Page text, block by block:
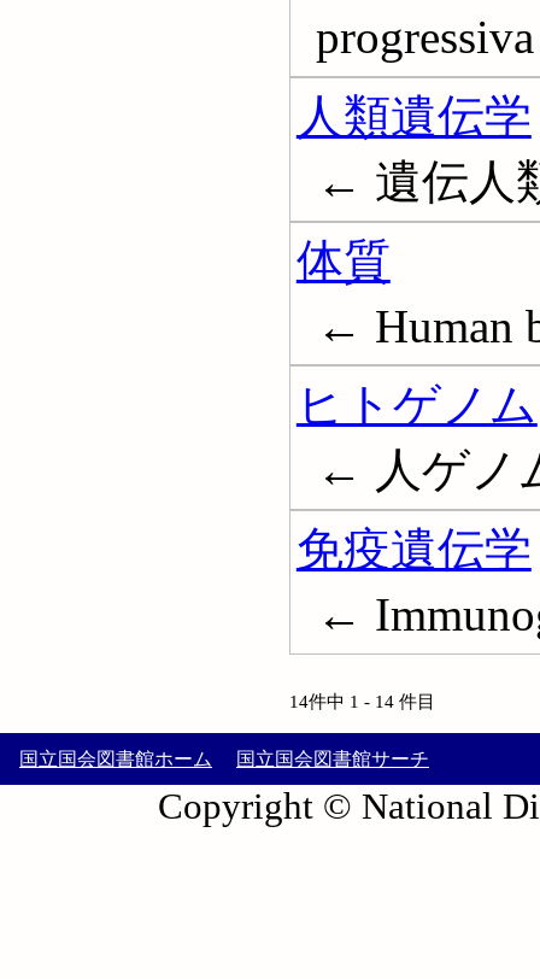
progressiva
人類遺伝学
← 遺伝人
体質
← Human
ヒトゲノム
← 人ゲノ
免疫遺伝学
←
14件中 1 - 14 件目
国立国会図書館ホーム 国立国会図書館サーチ
Copyright © National